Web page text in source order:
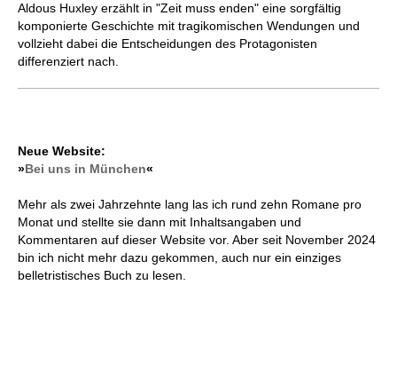
Aldous Huxley erzählt in "Zeit muss enden" eine sorgfältig
komponierte Geschichte mit tragikomischen Wendungen und
vollzieht dabei die Entscheidungen des Protagonisten
differenziert nach.
Neue Website:
»Bei uns in München«
Mehr als zwei Jahrzehnte lang las ich rund zehn Romane pro
Monat und stellte sie dann mit Inhaltsangaben und
Kommentaren auf dieser Website vor. Aber seit November 2024
bin ich nicht mehr dazu gekommen, auch nur ein einziges
belletristisches Buch zu lesen.